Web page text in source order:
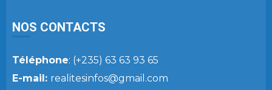
NOS CONTACTS
Téléphone: (+235) 63 63 93 65
E-mail: realitesinfos@gmail.com